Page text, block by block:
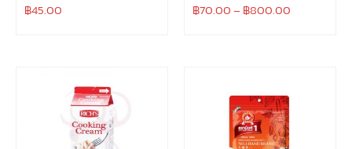
฿45.00 ฿70.00– ฿800.00